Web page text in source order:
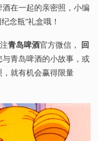
在一起的亲密照，小编
念瓶”礼盒哦！
青岛啤酒官方微信， 回
与青岛啤酒的小故事，或
就有机会赢得限量